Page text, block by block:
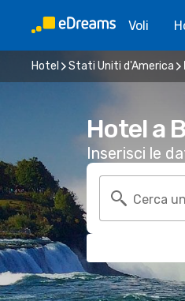
Voli
Hotel Stati Uniti d'America
Hotel a
Inserisci le
Cerca